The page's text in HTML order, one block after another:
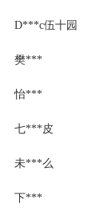
D***c伍十园
樊***
怡***
七***皮
未***么
下***